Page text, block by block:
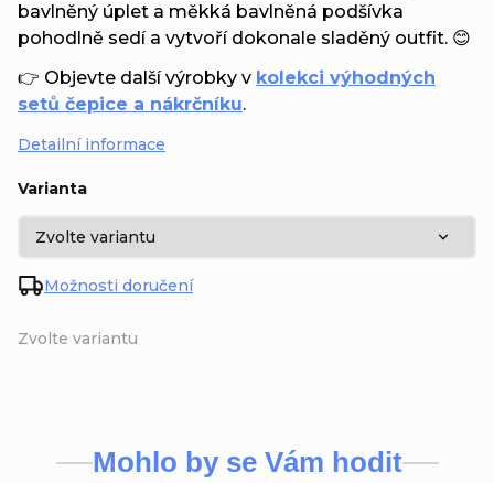
Zvolte variantu
Varianta
Možnosti doručení
bavlněný úplet a měkká bavlněná podšívka
pohodlně sedí a vytvoří dokonale sladěný outfit. 😊
👉 Objevte další výrobky v kolekci výhodných
setů čepice a nákrčníku.
Detailní informace
Mohlo by se Vám hodit